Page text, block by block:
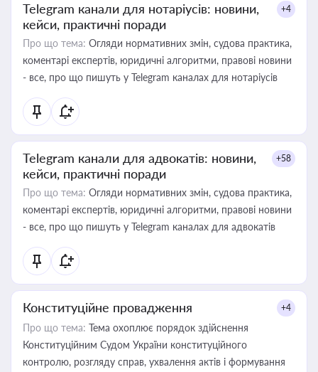
Telegram канали для нотаріусів: новини,
кейси, практичні поради
+4
Про що тема: Огляди нормативних змін, судова практика,
коментарі експертів, юридичні алгоритми, правові новини
- все, про що пишуть у Telegram каналах для нотаріусів
Telegram канали для адвокатів: новини,
кейси, практичні поради
+58
Про що тема: Огляди нормативних змін, судова практика,
коментарі експертів, юридичні алгоритми, правові новини
- все, про що пишуть у Telegram каналах для адвокатів
Конституційне провадження +4
Про що тема: Тема охоплює порядок здійснення
Конституційним Судом України конституційного
контролю, розгляду справ, ухвалення актів і формування